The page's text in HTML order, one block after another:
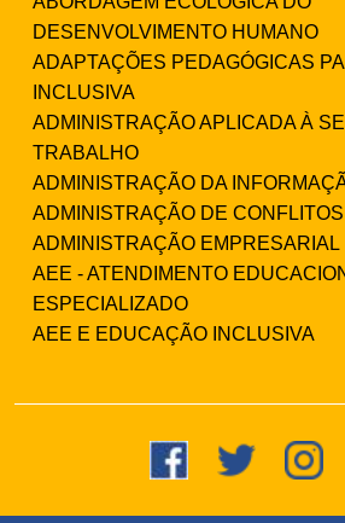
DESENVOLVIMENTO HUMANO
ADAPTAÇÕES PEDAGÓGICAS
INCLUSIVA
ADMINISTRAÇÃO APLICADA À
TRABALHO
ADMINISTRAÇÃO DA
ADMINISTRAÇÃO DE
ADMINISTRAÇÃO EMPRESARIAL
AEE - ATENDIMENTO
ESPECIALIZADO
AEE E EDUCAÇÃO INCLUSIVA